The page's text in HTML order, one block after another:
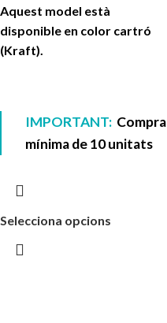
Aquest model està
disponible en color cartró
(Kraft).
IMPORTANT: Compra
mínima de 10 unitats
Selecciona opcions